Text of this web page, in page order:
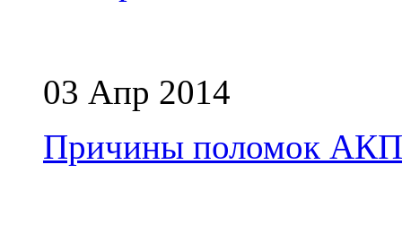
03 Апр 2014
Причины поломок